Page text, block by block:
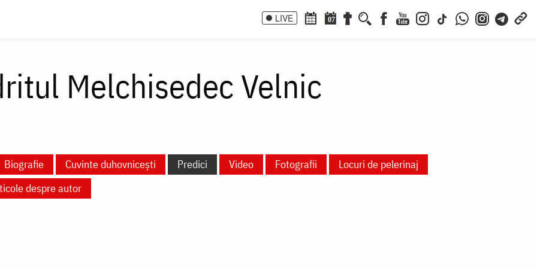
LIVE 07
Melchisedec Velnic
Biografie Cuvinte duhovnicești Predici Video Fotografii
Locuri de pelerinaj
despre autor